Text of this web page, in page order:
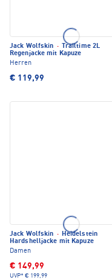
Jack Wolfskin ·
Trailtime 2L
Regenjacke mit Kapuze
Herren
€ 119,99
Jack Wolfskin · Heidelstein
Hardshelljacke mit Kapuze
Damen
€ 149,99
UVP* € 199,99